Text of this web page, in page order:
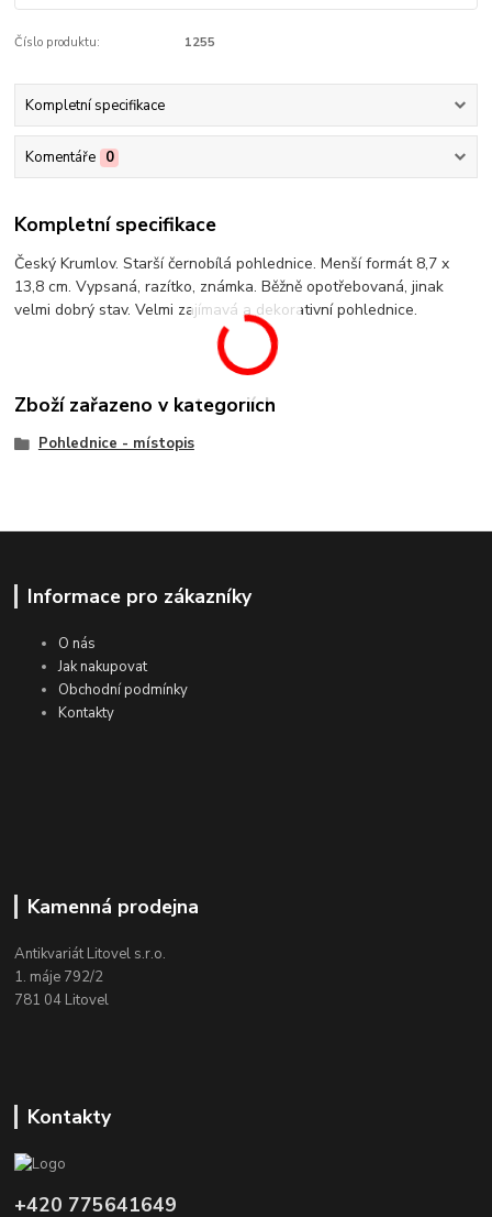
Číslo produktu: 1255
Kompletní specifikace
Komentáře 0
Kompletní specifikace
Český Krumlov. Starší černobílá pohlednice. Menší formát 8,7 x
13,8 cm. Vypsaná, razítko, známka. Běžně opotřebovaná, jinak
velmi dobrý stav. Velmi zajímavá a dekorativní pohlednice.
Zboží zařazeno v kategoriích
Pohlednice - místopis
Informace pro zákazníky
O nás
Jak nakupovat
Obchodní podmínky
Kontakty
Kamenná prodejna
Antikvariát Litovel s.r.o.
1. máje 792/2
781 04 Litovel
Kontakty
+420 775641649